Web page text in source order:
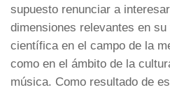
supuesto renunciar a
dimensiones relevantes en
científica en el campo de la
como en el ámbito de la
música. Como resultado de